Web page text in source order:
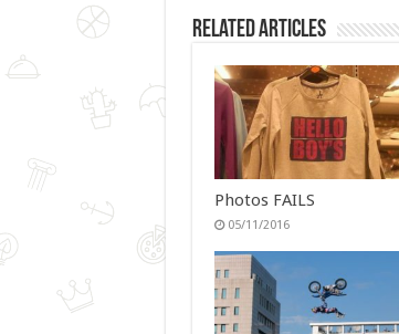
Related Articles
Photos FAILS
05/11/2016